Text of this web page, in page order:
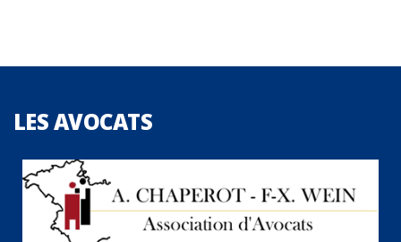
LESAVOCATS